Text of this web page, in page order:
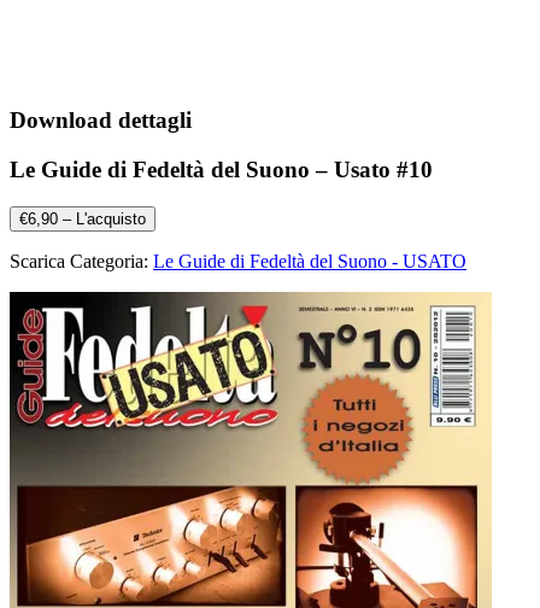
Download dettagli
Le Guide di Fedeltà del Suono – Usato #10
€6,90 – L'acquisto
Scarica Categoria: Le Guide di Fedeltà del Suono - USATO